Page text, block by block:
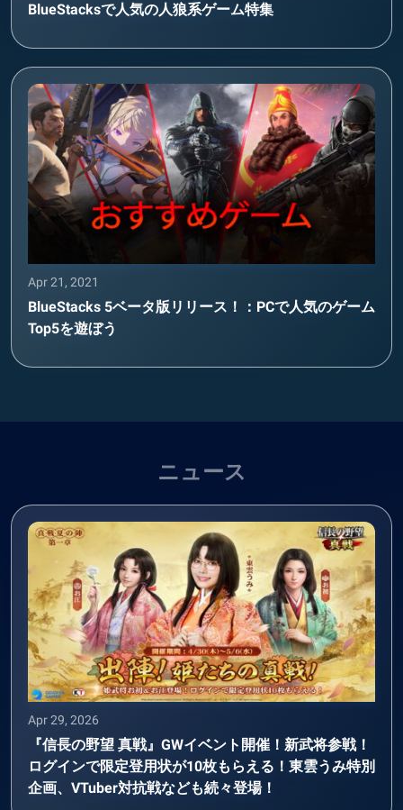
BlueStacksで人気の人狼系ゲーム特集
Apr 21, 2021
BlueStacks 5ベータ版リリース！：PCで人気のゲーム
Top5を遊ぼう
ニュース
Apr 29, 2026
『信長の野望 真戦』GWイベント開催！新武将参戦！
ログインで限定登用状が10枚もらえる！東雲うみ特別
企画、VTuber対抗戦なども続々登場！